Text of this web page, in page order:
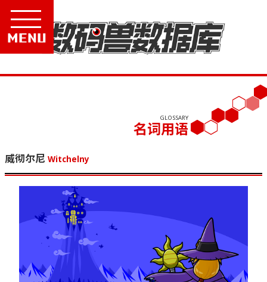
GLOSSARY
名词用语
威彻尔尼 Witchelny